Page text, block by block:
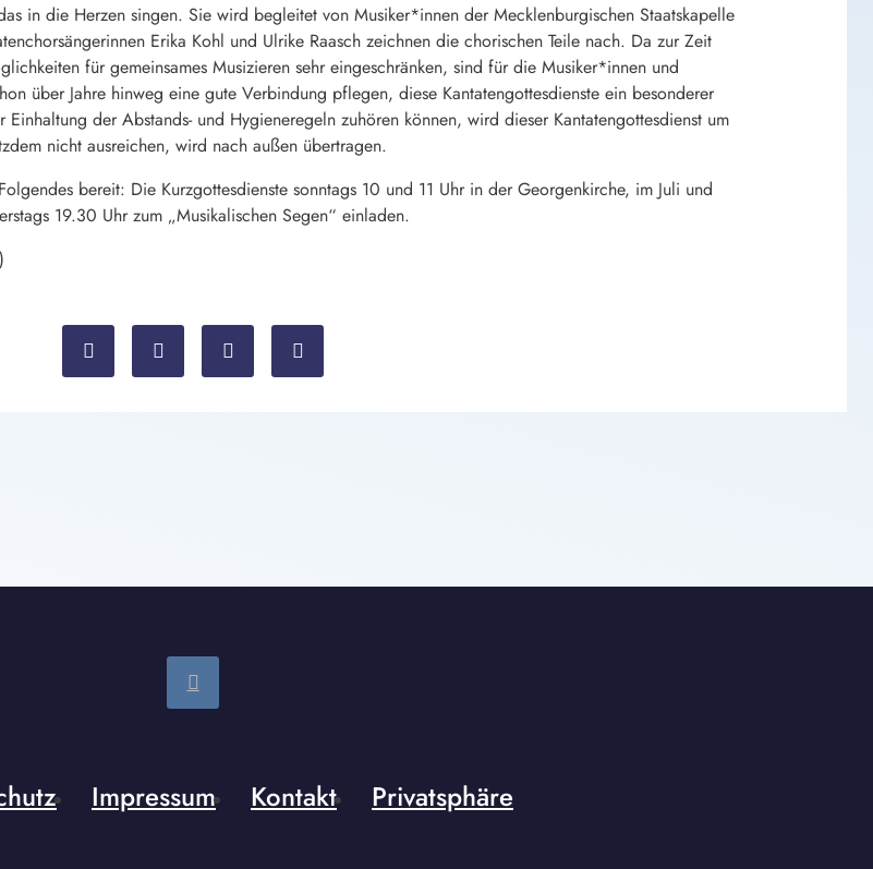
in die Herzen singen. Sie wird begleitet von Musiker*innen der Mecklenburgischen Staatskapelle
Erika Kohl und Ulrike Raasch zeichnen die chorischen Teile nach. Da zur Zeit
für gemeinsames Musizieren sehr eingeschränken, sind für die Musiker*innen und
über Jahre hinweg eine gute Verbindung pflegen, diese Kantatengottesdienste ein besonderer
der Abstands- und Hygieneregeln zuhören können, wird dieser Kantatengottesdienst um
nicht ausreichen, wird nach außen übertragen.
bereit: Die Kurzgottesdienste sonntags 10 und 11 Uhr in der Georgenkirche, im Juli und
19.30 Uhr zum „Musikalischen Segen“ einladen.
Impressum Kontakt Privatsphäre